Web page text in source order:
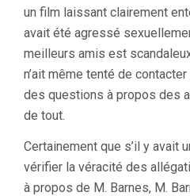
un film laissant clairement
avait été agressé
meilleurs amis est
n’ait même tenté de
des questions à propos des
de tout.
Certainement que s’il y avait
vérifier la véracité des
à propos de M. Barnes, M.